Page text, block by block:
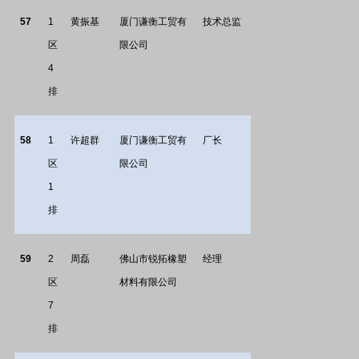
57 1
区
4
排
黄振基 厦门谦衡工贸有
限公司
技术总监
58 1
区
1
排
许超群 厦门谦衡工贸有
限公司
厂长
59 2
区
7
排
周磊 佛山市锐拓橡塑
材料有限公司
经理